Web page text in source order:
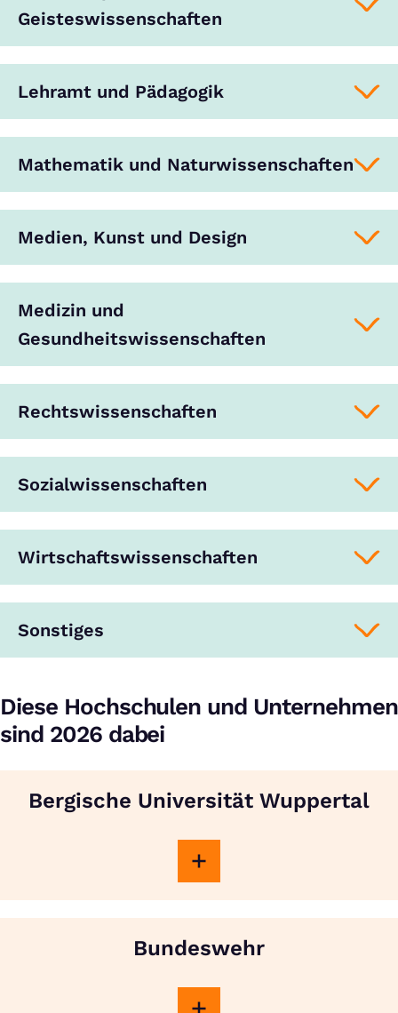
Geisteswissenschaften
Lehramt und Pädagogik
Mathematik und Naturwissenschaften
Medien, Kunst und Design
Medizin und
Gesundheitswissenschaften
Rechtswissenschaften
Sozialwissenschaften
Wirtschaftswissenschaften
Sonstiges
Diese Hochschulen und Unternehmen
sind 2026 dabei
Bergische Universität Wuppertal
Bundeswehr